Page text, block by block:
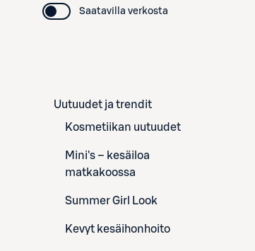
Saatavilla verkosta
Uutuudet ja trendit
Kosmetiikan uutuudet
Mini's – kesäiloa
matkakoossa
Summer Girl Look
Kevyt kesäihonhoito